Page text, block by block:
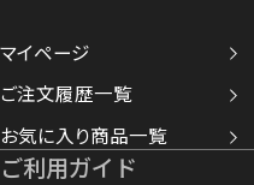
マイページ
ご注文履歴一覧
お気に入り商品一覧
ご利用ガイド